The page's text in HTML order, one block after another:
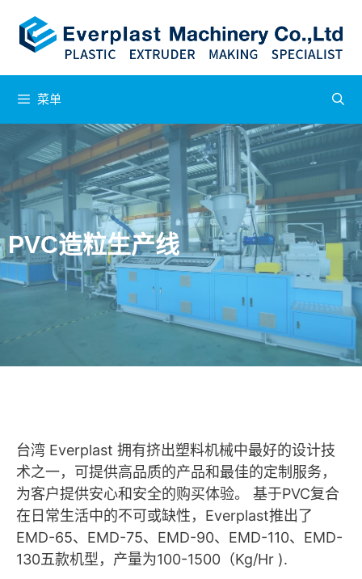
菜单
PVC造粒生产线
台湾 Everplast 拥有挤出塑料机械中最好的设计技
术之一，可提供高品质的产品和最佳的定制服务，
为客户提供安心和安全的购买体验。 基于PVC复合
在日常生活中的不可或缺性，Everplast推出了
EMD-65、EMD-75、EMD-90、EMD-110、EMD-
130五款机型，产量为100-1500（Kg/Hr ).